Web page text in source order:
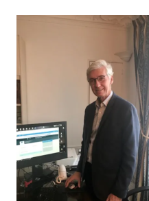
c
h
r
c
h
e
r